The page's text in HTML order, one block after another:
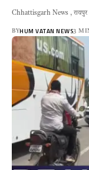
Chhattisgarh News ,
BYHUM VATAN NEWS3